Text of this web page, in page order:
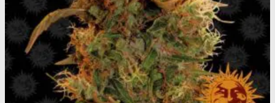
brands lige her
Gå til brands
Narkotests